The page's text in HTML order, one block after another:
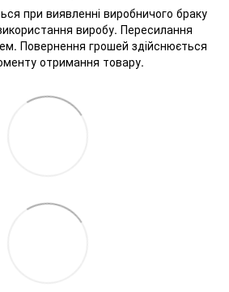
при виявленні виробничого браку
виробу. Пересилання
Повернення грошей здійснюється
отримання товару.